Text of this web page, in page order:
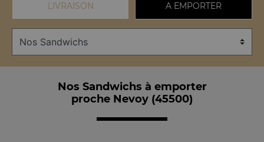
LIVRAISON A EMPORTER
Nos Sandwichs à emporter
proche Nevoy (45500)